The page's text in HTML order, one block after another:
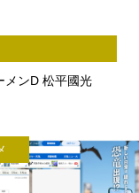
ンD 松平國光